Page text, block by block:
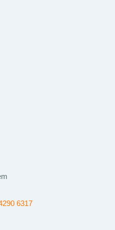
6317